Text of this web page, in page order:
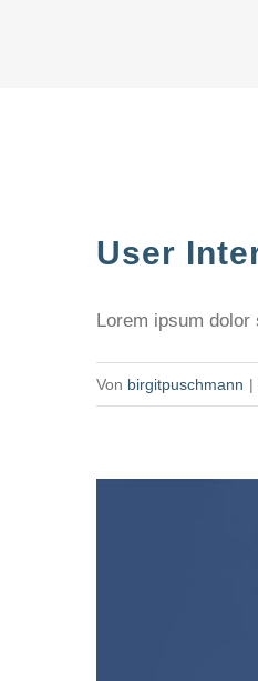
User
Lorem ipsum
Von birgitpuschmann |